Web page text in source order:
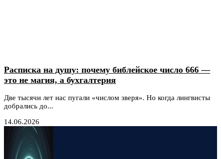
Расписка на душу: почему библейское число 666 —
это не магия, а бухгалтерия
Две тысячи лет нас пугали «числом зверя». Но когда лингвисты
добрались до...
14.06.2026